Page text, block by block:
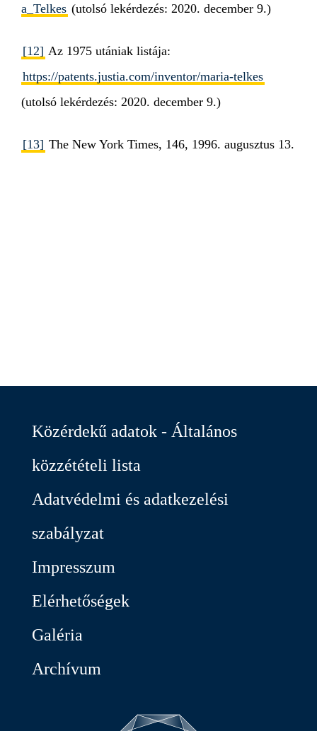
a_Telkes (utolsó lekérdezés: 2020. december 9.)
[12] Az 1975 utániak listája:
https://patents.justia.com/inventor/maria-telkes
(utolsó lekérdezés: 2020. december 9.)
[13] The New York Times, 146, 1996. augusztus 13.
Közérdekű adatok - Általános
közzétételi lista
Adatvédelmi és adatkezelési
szabályzat
Impresszum
Elérhetőségek
Galéria
Archívum